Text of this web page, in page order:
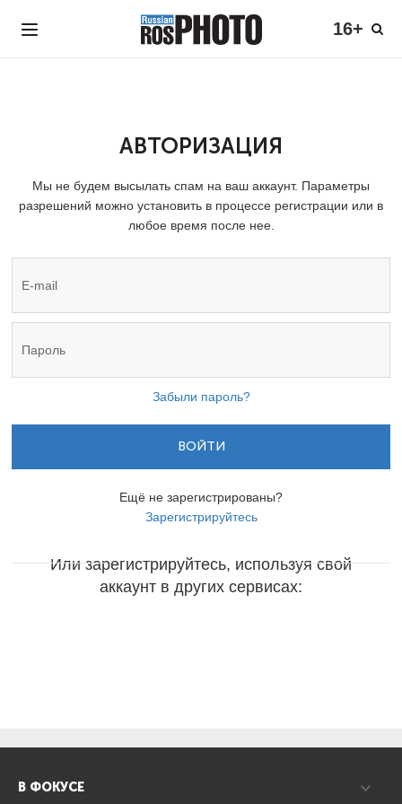
16+
АВТОРИЗАЦИЯ
Мы не будем высылать спам на ваш аккаунт. Параметры
разрешений можно установить в процессе регистрации или в
любое время после нее.
Забыли пароль?
ВОЙТИ
Ещё не зарегистрированы?
Зарегистрируйтесь
Или зарегистрируйтесь, используя свой
аккаунт в других сервисах:
В ФОКУСЕ